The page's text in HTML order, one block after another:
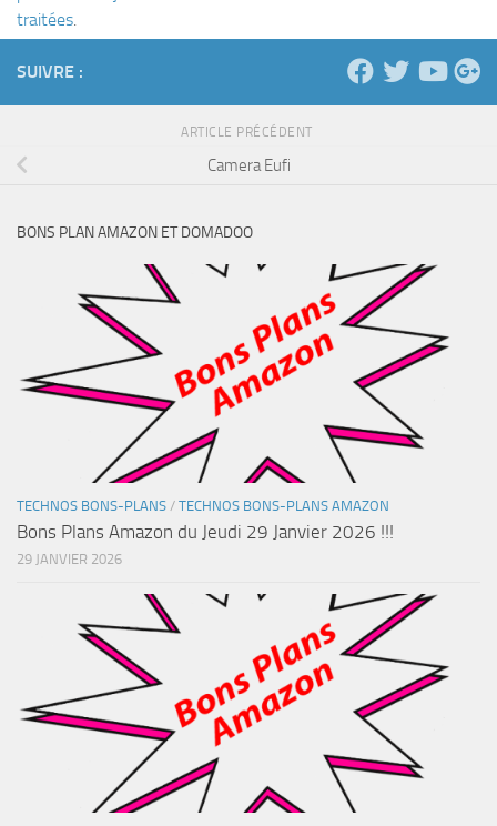
traitées.
SUIVRE :
ARTICLE PRÉCÉDENT
Camera Eufi
BONS PLAN AMAZON ET DOMADOO
TECHNOS BONS-PLANS / TECHNOS BONS-PLANS AMAZON
Bons Plans Amazon du Jeudi 29 Janvier 2026 !!!
29 JANVIER 2026